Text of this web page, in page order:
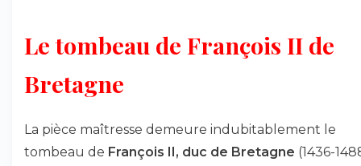
Le tombeau de François II de
Bretagne
La pièce maîtresse demeure indubitablement le
tombeau de François II, duc de Bretagne (1436-